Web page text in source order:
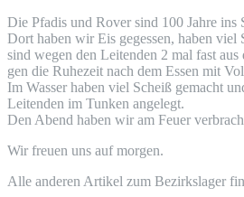
Die Pfadis und Rover sind 100 Jah­re ins
Dort haben wir Eis geges­sen, haben viel
sind wegen den Lei­ten­den 2 mal fast
gen die Ruhe­zeit nach dem Essen mit
Im Was­ser haben viel Scheiß gemacht
Lei­ten­den im Tun­ken angelegt.
Den Abend haben wir am Feu­er
Wir freu­en uns auf morgen.
Alle ande­ren Arti­kel zum Bezirks­la­ger